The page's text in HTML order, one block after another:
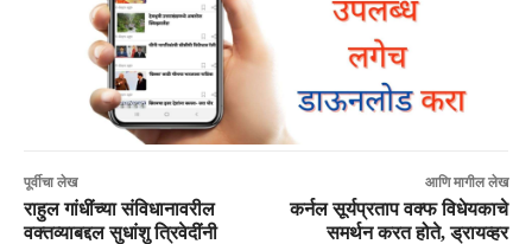
पूर्वीचा लेख
राहुल गांधींच्या संविधानावरील
वक्तव्याबद्दल सुधांशु त्रिवेदींनी
आणि मागील लेख
कर्नल सूर्यप्रताप वक्फ विधेयकाचे
समर्थन करत होते, ड्रायव्हर